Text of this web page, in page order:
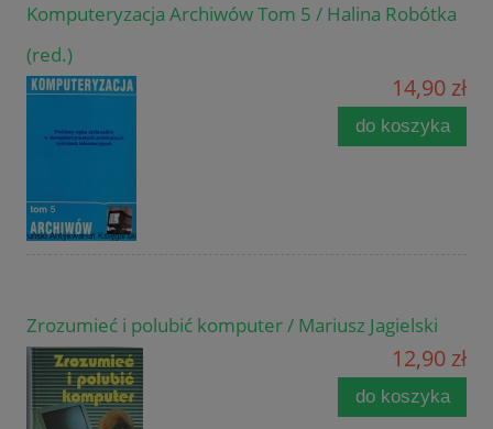
Komputeryzacja Archiwów Tom 5 / Halina Robótka
(red.)
14,90 zł
do koszyka
Zrozumieć i polubić komputer / Mariusz Jagielski
12,90 zł
do koszyka